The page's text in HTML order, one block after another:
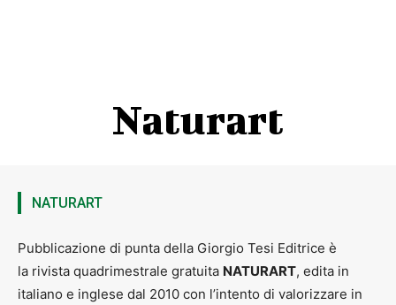
Naturart
NATURART
Pubblicazione di punta della Giorgio Tesi Editrice è
la rivista quadrimestrale gratuita NATURART, edita in
italiano e inglese dal 2010 con l’intento di valorizzare in